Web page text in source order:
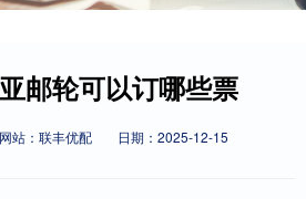
邮轮可以订哪些票
网站：联丰优配
日期：2025-12-15